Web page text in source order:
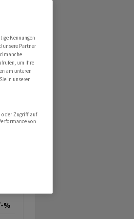
%
Kennungen
unsere Partner
manche
um Ihre
am unteren
in unserer
oder Zugriff auf
von